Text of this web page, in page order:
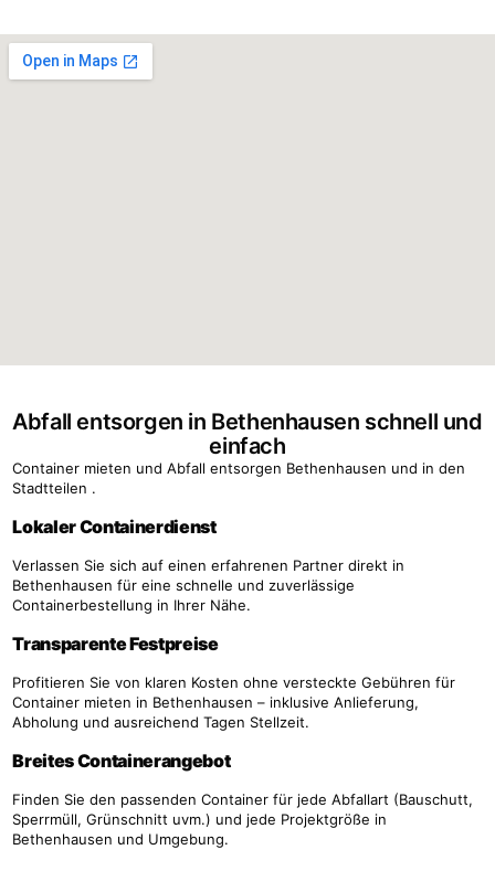
Abfall entsorgen in Bethenhausen schnell und
einfach
Container mieten und Abfall entsorgen Bethenhausen und in den
Stadtteilen .
Lokaler Containerdienst
Verlassen Sie sich auf einen erfahrenen Partner direkt in
Bethenhausen für eine schnelle und zuverlässige
Containerbestellung in Ihrer Nähe.
Transparente Festpreise
Profitieren Sie von klaren Kosten ohne versteckte Gebühren für
Container mieten in Bethenhausen – inklusive Anlieferung,
Abholung und ausreichend Tagen Stellzeit.
Breites Containerangebot
Finden Sie den passenden Container für jede Abfallart (Bauschutt,
Sperrmüll, Grünschnitt uvm.) und jede Projektgröße in
Bethenhausen und Umgebung.